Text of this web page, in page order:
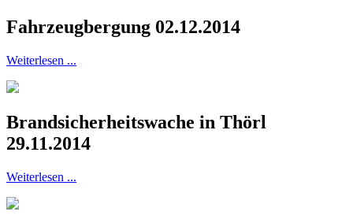
Fahrzeugbergung 02.12.2014
Weiterlesen ...
Brandsicherheitswache in Thörl
29.11.2014
Weiterlesen ...